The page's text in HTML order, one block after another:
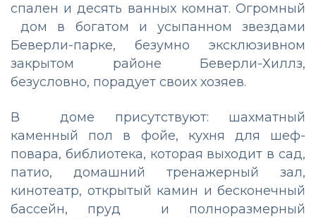
спален и десять ванных комнат. Огромный
дом в богатом и усыпанном звездами
Беверли-парке, безумно эксклюзивном
закрытом районе Беверли-Хиллз,
безусловно, порадует своих хозяев.
В доме присутствуют: шахматный
каменный пол в фойе, кухня для шеф-
повара, библиотека, которая выходит в сад,
патио, домашний тренажерный зал,
кинотеатр, открытый камин и бесконечный
бассейн, пруд и полноразмерный